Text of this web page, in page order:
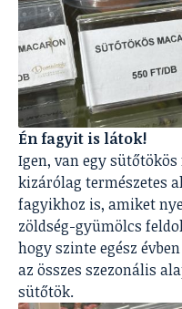
Én fagyit is látok!
Igen, van egy
kizárólag természetes
fagyikhoz is, amiket
zöldség-gyümölcs
hogy szinte egész
az összes szezonális
sütőtök.